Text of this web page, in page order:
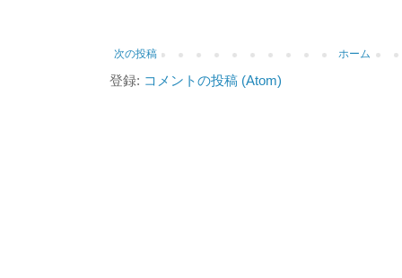
次の投稿 ホーム
登録: コメントの投稿 (Atom)